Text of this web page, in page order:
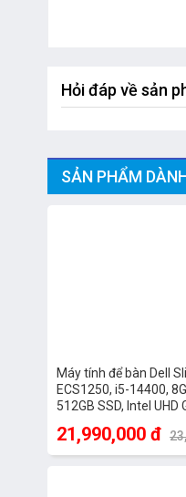
Cổng kết nối
Bàn phím & chuột
Hệ điều hành
Hỏi đáp về sản
SẢN PHẨM
Máy tính để bàn Dell
ECS1250, i5-14400,
512GB SSD, Intel UHD
11 Home, 1Y WTY
21,990,000 đ